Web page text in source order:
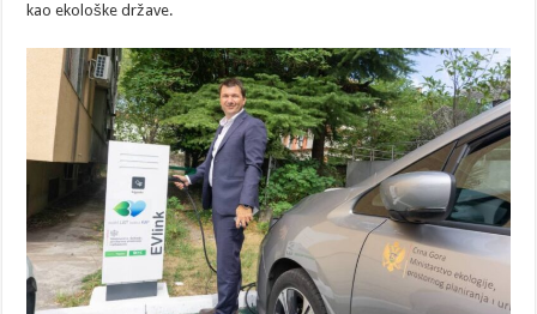
kao ekološke države.